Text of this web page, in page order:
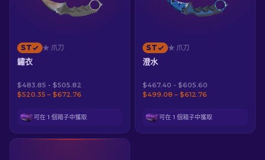
ST ★ 爪刀
鏽衣
$483.85 - $505.82
$520.35 – $672.76
可在 1 個箱子中獲取
ST ★ 爪刀
澄水
$467.40 - $605.60
$499.08 – $612.76
可在 1 個箱子中獲取